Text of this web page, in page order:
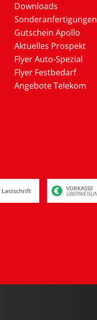
Downloads
Sonderanfertigungen
Gutschein Apollo
Aktuelles Prospekt
Flyer Auto-Spezial
Flyer Festbedarf
Angebote Telekom